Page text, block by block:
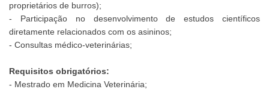
proprietários de burros);
- Participação no desenvolvimento de estudos científicos
diretamente relacionados com os asininos;
- Consultas médico-veterinárias;
Requisitos obrigatórios:
- Mestrado em Medicina Veterinária;